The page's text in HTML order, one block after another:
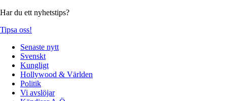
Har du ett nyhetstips?
Tipsa oss!
Senaste nytt
Svenskt
Kungligt
Hollywood & Världen
Politik
Vi avslöjar